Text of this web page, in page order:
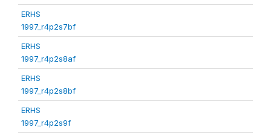
ERHS
1997_r4p2s7bf
ERHS
1997_r4p2s8af
ERHS
1997_r4p2s8bf
ERHS
1997_r4p2s9f